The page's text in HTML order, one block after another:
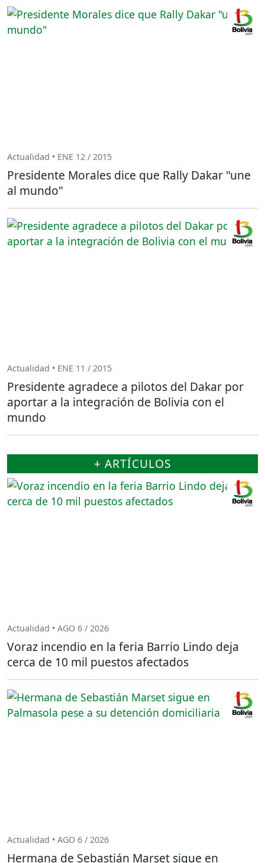
Actualidad • ENE 12 / 2015
Presidente Morales dice que Rally Dakar "une
al mundo"
Actualidad • ENE 11 / 2015
Presidente agradece a pilotos del Dakar por
aportar a la integración de Bolivia con el
mundo
+ ARTÍCULOS
Actualidad • AGO 6 / 2026
Voraz incendio en la feria Barrio Lindo deja
cerca de 10 mil puestos afectados
Actualidad • AGO 6 / 2026
Hermana de Sebastián Marset sigue en